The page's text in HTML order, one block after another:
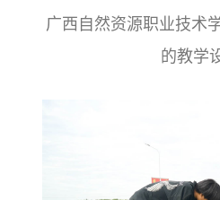
广西自然资源职业技术
的教学